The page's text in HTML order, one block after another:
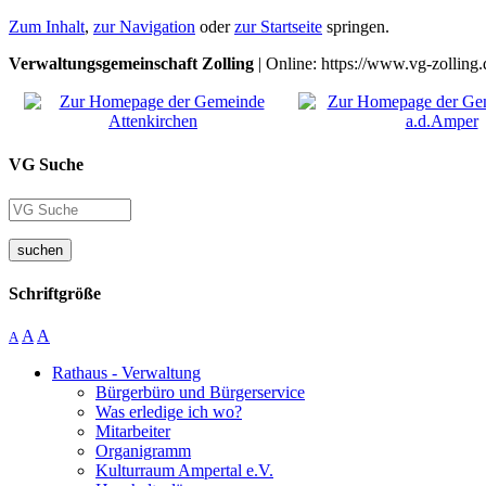
Zum Inhalt, zur Navigation oderzur Startseite springen.
Verwaltungsgemeinschaft Zolling | Online: https://www.vg-
VG Suche
suchen
Schriftgröße
A A A
Rathaus - Verwaltung
Bürgerbüro und Bürgerservice
Was erledige ich wo?
Mitarbeiter
Organigramm
Kulturraum Ampertal e.V.